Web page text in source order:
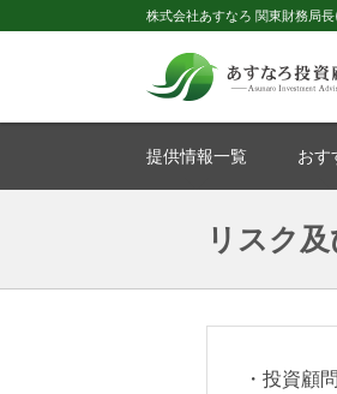
株式会社あすなろ 関東財務局
提供情報一覧 おす
リスク
投資顧